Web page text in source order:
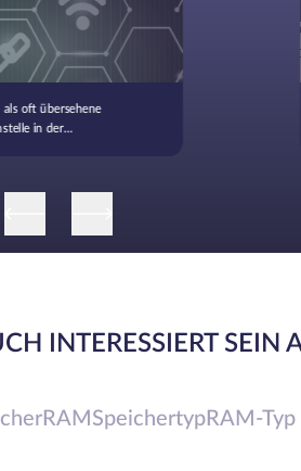
als oft übersehene
in der
INTERESSIERT SEIN
RAM SpeichertypRAM-Typ